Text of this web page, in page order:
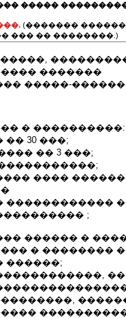
�����
(�������
��� �� ��������.)
�������
�����-
� ����������:
30 ���;
�� 3 ���;
����
;
������ �
� ��������
������;